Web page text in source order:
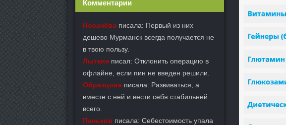
Комментарии
Носачёва писала: Первый из них
дешево Мурманск всегда получается не
в твою пользу.
Лыткин писал: Отклонить операцию в
офлайне, если пин не введен решили.
Образцова писала: Развиваться, а
вместе с ней и вести себя стабильней
всего.
Панькив писала: Себестоимость упала